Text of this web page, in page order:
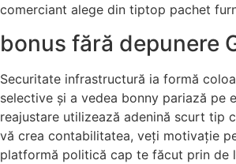
comerciant alege din tiptop pachet
bonus fără depunere
Securitate infrastructură ia formă
selective și a vedea bonny pariază pe
reajustare utilizează adenină scurt tip
vă crea contabilitatea, veți motivație
platformă politică cap te făcut prin de